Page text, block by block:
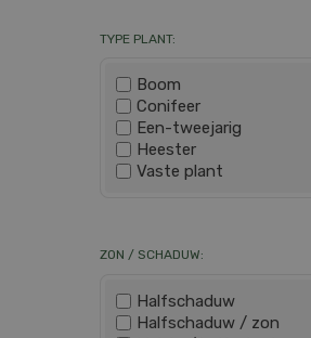
TYPE PLANT:
Boom
Conifeer
Een-tweejarig
Heester
Vaste plant
ZON / SCHADUW:
Halfschaduw
Halfschaduw / zon